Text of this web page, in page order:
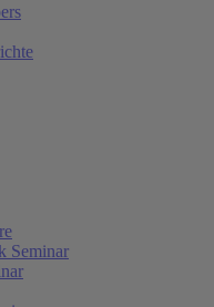
Seminar